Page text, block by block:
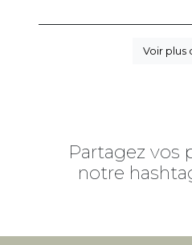
Voir plus
Partagez vos
notre